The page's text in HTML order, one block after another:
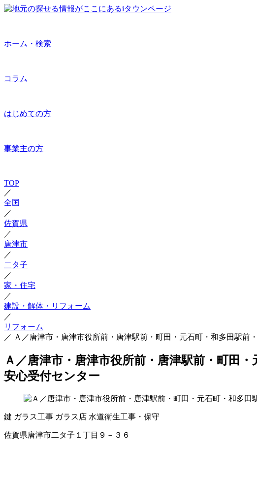
ホーム・検索
コラム
はじめての方
事業主の方
TOP
／
全国
／
佐賀県
／
唐津市
／
二タ子
／
家・住宅
／
建設・解体・リフォーム
／
リフォーム
／ Ａ／唐津市・唐津市役所前・唐津駅前・町田・元石町・和多田駅
Ａ／唐津市・唐津市役所前・唐津駅前・町田
安心受付センター
鍵 ガラス工事 ガラス店 水道衛生工事・保守
佐賀県唐津市二タ子１丁目９－３６